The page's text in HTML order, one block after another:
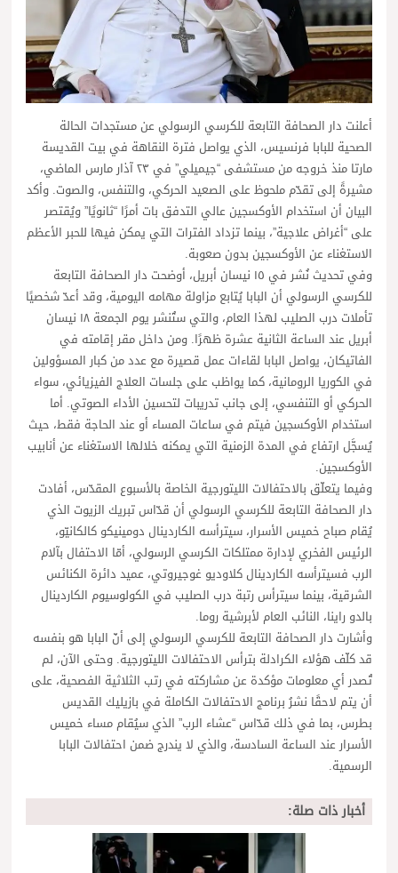
أعلنت دار الصحافة التابعة للكرسي الرسولي عن مستجدات الحالة
الصحية للبابا فرنسيس، الذي يواصل فترة النقاهة في بيت القديسة
مارتا منذ خروجه من مستشفى “جيميلي” في ٢٣ آذار مارس الماضي،
مشيرةً إلى تقدّم ملحوظ على الصعيد الحركي، والتنفس، والصوت. وأكد
البيان أن استخدام الأوكسجين عالي التدفق بات أمرًا “ثانويًا” ويُقتصر
على “أغراض علاجية”، بينما تزداد الفترات التي يمكن فيها للحبر الأعظم
الاستغناء عن الأوكسجين بدون صعوبة.
وفي تحديث نُشر في ١٥ نيسان أبريل، أوضحت دار الصحافة التابعة
للكرسي الرسولي أن البابا يُتابع مزاولة مهامه اليومية، وقد أعدّ شخصيًا
تأملات درب الصليب لهذا العام، والتي ستُنشر يوم الجمعة ١٨ نيسان
أبريل عند الساعة الثانية عشرة ظهرًا. ومن داخل مقر إقامته في
الفاتيكان، يواصل البابا لقاءات عمل قصيرة مع عدد من كبار المسؤولين
في الكوريا الرومانية، كما يواظب على جلسات العلاج الفيزيائي، سواء
الحركي أو التنفسي، إلى جانب تدريبات لتحسين الأداء الصوتي. أما
استخدام الأوكسجين فيتم في ساعات المساء أو عند الحاجة فقط، حيث
يُسجَّل ارتفاع في المدة الزمنية التي يمكنه خلالها الاستغناء عن أنابيب
الأوكسجين.
وفيما يتعلّق بالاحتفالات الليتورجية الخاصة بالأسبوع المقدّس، أفادت
دار الصحافة التابعة للكرسي الرسولي أن قدّاس تبريك الزيوت الذي
يُقام صباح خميس الأسرار، سيترأسه الكاردينال دومينيكو كالكانيّو،
الرئيس الفخري لإدارة ممتلكات الكرسي الرسولي، أمّا الاحتفال بآلام
الرب فسيترأسه الكاردينال كلاوديو غوجيروتي، عميد دائرة الكنائس
الشرقية، بينما سيترأس رتبة درب الصليب في الكولوسيوم الكاردينال
بالدو راينا، النائب العام لأبرشية روما.
وأشارت دار الصحافة التابعة للكرسي الرسولي إلى أنّ البابا هو بنفسه
قد كلّف هؤلاء الكرادلة بترأس الاحتفالات الليتورجية. وحتى الآن، لم
تُصدر أي معلومات مؤكدة عن مشاركته في رتب الثلاثية الفصحية، على
أن يتم لاحقًا نشرُ برنامج الاحتفالات الكاملة في بازيليك القديس
بطرس، بما في ذلك قدّاس “عشاء الرب” الذي سيُقام مساء خميس
الأسرار عند الساعة السادسة، والذي لا يندرج ضمن احتفالات البابا
الرسمية.
أخبار ذات صلة: